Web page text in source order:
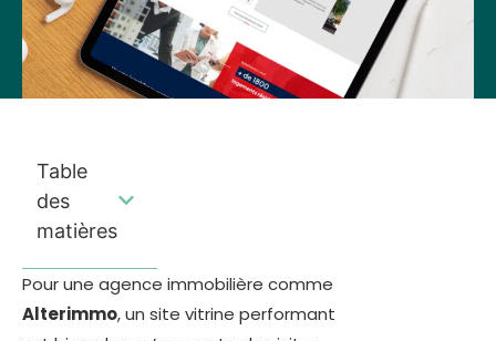
Pour une agence immobilière comme
Alterimmo, un site vitrine performant
Table
des
matières